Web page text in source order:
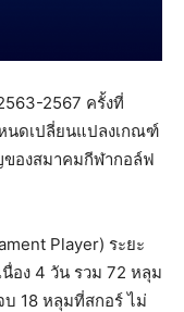
2567 ครั้งที่
นดเปลี่ยนแปลงเกณฑ์
องสมาคมกีฬากอล์ฟ
Player) ระยะ
อง 4 วัน รวม 72 หลุม
18 หลุมที่สกอร์ ไม่